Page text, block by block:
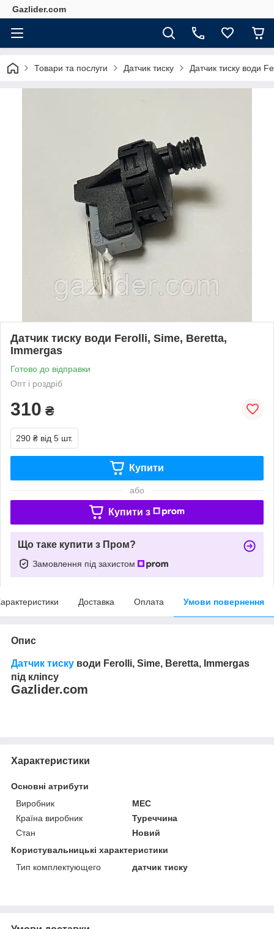
Gazlider.com
Товари та послуги Датчик тиску Датчик тиску води
Датчик тиску води Ferolli, Sime, Beretta,
Immergas
Готово до відправки
Опт і роздріб
310 ₴
290 ₴ від 5 шт.
Купити
або
Купити з
Що таке купити з Пром?
Замовлення під захистом
Доставка Оплата Умови повернення
Опис
Датчик тиску води Ferolli, Sime, Beretta, Immergas
під кліпсу
Gazlider.com
Характеристики
Основні атрибути
Виробник
MEC
Країна виробник
Туреччина
Стан
Новий
Користувальницькі характеристики
Тип комплектующего
датчик тиску